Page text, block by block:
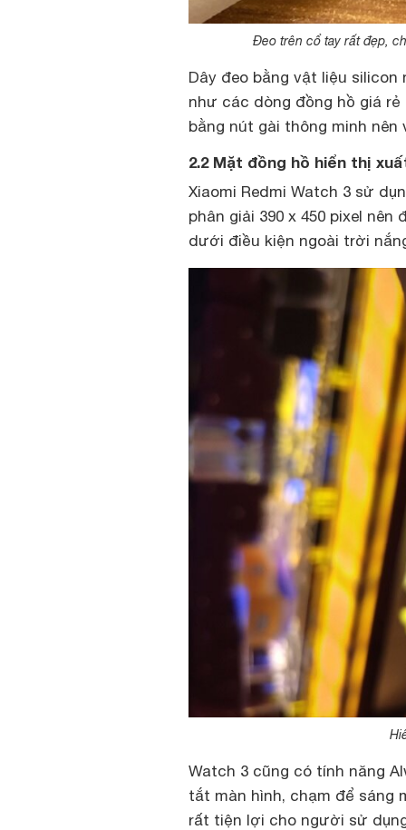
Đeo trên cổ tay rất đẹp,
Dây đeo bằng vật liệu
như các dòng đồng hồ giá
bằng nút gài thông minh
2.2 Mặt đồng hồ hiển thị
Xiaomi Redmi Watch 3 sử
phân giải 390 x 450 pixel
dưới điều kiện ngoài trời
Watch 3 cũng có tính năng
tắt màn hình, chạm để sáng
rất tiện lợi cho người sử